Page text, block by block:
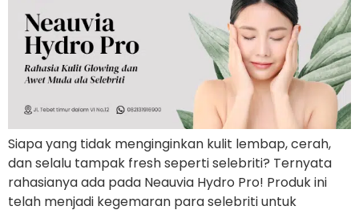
Siapa yang tidak menginginkan kulit lembap, cerah,
dan selalu tampak fresh seperti selebriti? Ternyata
rahasianya ada pada Neauvia Hydro Pro! Produk ini
telah menjadi kegemaran para selebriti untuk